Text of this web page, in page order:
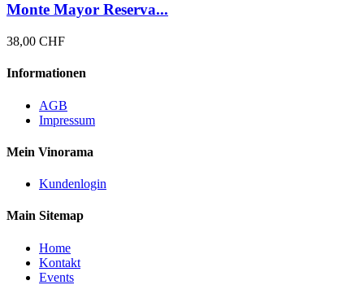
Monte Mayor Reserva...
38,00 CHF
Informationen
AGB
Impressum
Mein Vinorama
Kundenlogin
Main Sitemap
Home
Kontakt
Events